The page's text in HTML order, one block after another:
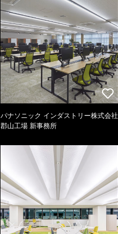
パナソニック インダストリー株式会社
郡山工場 新事務所